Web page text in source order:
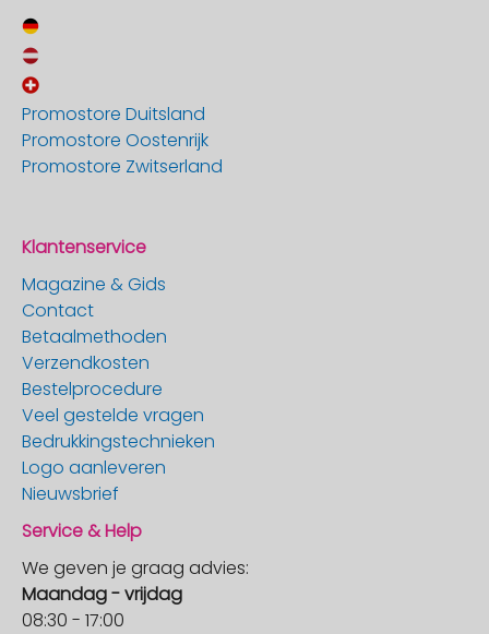
Promostore Duitsland
Promostore Oostenrijk
Promostore Zwitserland
Klantenservice
Magazine & Gids
Contact
Betaalmethoden
Verzendkosten
Bestelprocedure
Veel gestelde vragen
Bedrukkingstechnieken
Logo aanleveren
Nieuwsbrief
Service & Help
We geven je graag advies:
Maandag - vrijdag
08:30 - 17:00